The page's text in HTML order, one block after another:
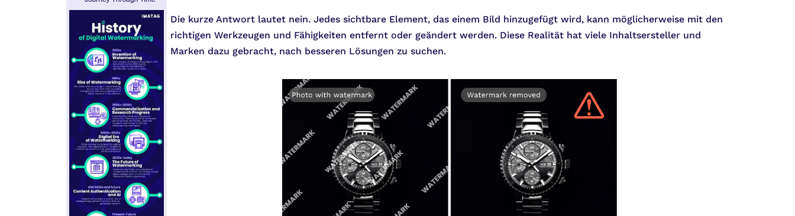
Die kurze Antwort lautet nein. Jedes sichtbare Element, das einem Bild hinzugefügt wird, kann möglicherweise mit den
richtigen Werkzeugen und Fähigkeiten entfernt oder geändert werden. Diese Realität hat viele Inhaltsersteller und
Marken dazu gebracht, nach besseren Lösungen zu suchen.